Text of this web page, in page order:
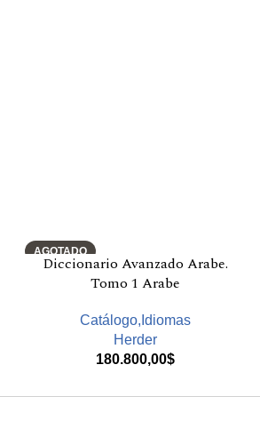
AGOTADO
Diccionario Avanzado Arabe.
Tomo 1 Arabe
Catálogo,Idiomas
Herder
180.800,00$